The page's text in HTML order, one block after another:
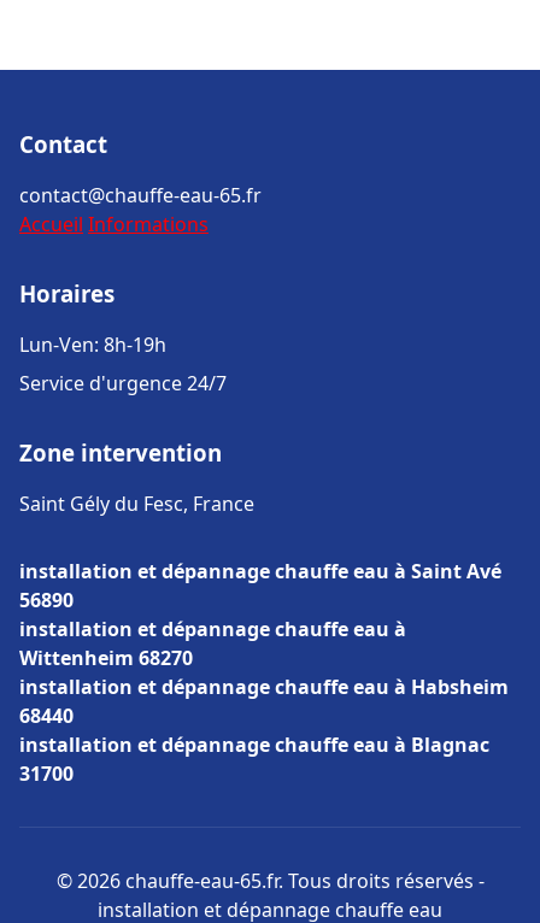
Contact
contact@chauffe-eau-65.fr
Accueil Informations
Horaires
Lun-Ven: 8h-19h
Service d'urgence 24/7
Zone intervention
Saint Gély du Fesc, France
installation et dépannage chauffe eau à Saint Avé
56890
installation et dépannage chauffe eau à
Wittenheim 68270
installation et dépannage chauffe eau à Habsheim
68440
installation et dépannage chauffe eau à Blagnac
31700
© 2026 chauffe-eau-65.fr. Tous droits réservés -
installation et dépannage chauffe eau